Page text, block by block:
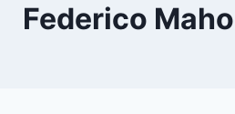
Federico